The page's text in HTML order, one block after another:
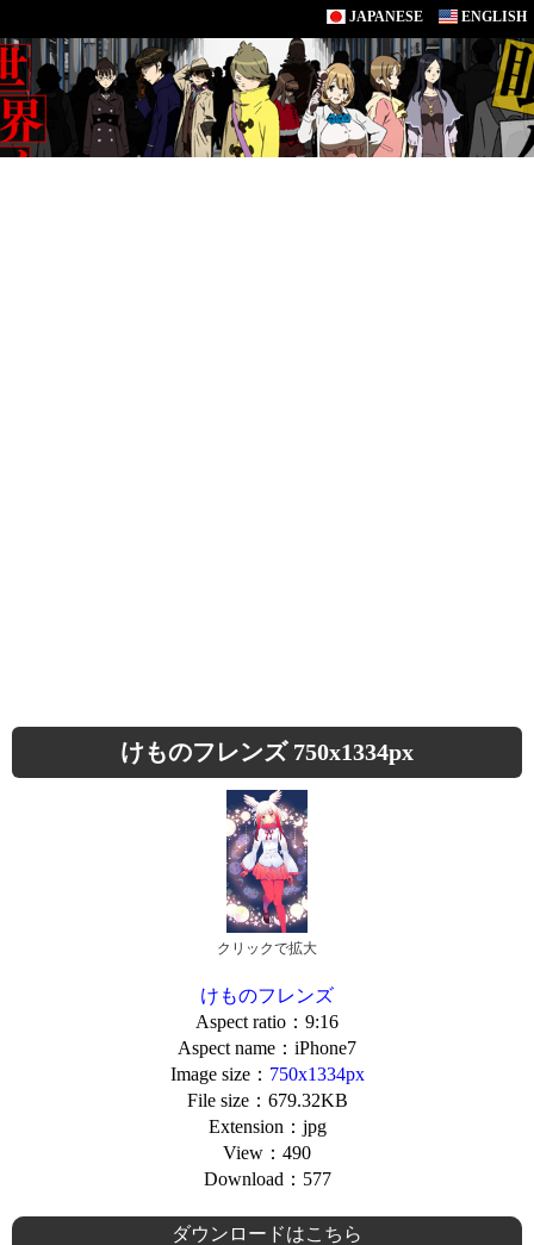
JAPANESE ENGLISH
けものフレンズ 750x1334px
クリックで拡大
けものフレンズ
Aspect ratio：9:16
Aspect name：iPhone7
Image size： 750x1334px
File size：679.32KB
Extension：jpg
View：490
Download：577
ダウンロードはこちら